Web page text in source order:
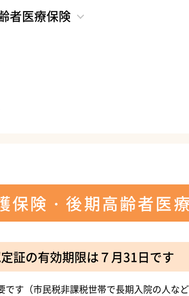
者医療保険
保険・後期高齢者医
証の有効期限は７月31日です
す（市民税非課税世帯で長期入院の人など